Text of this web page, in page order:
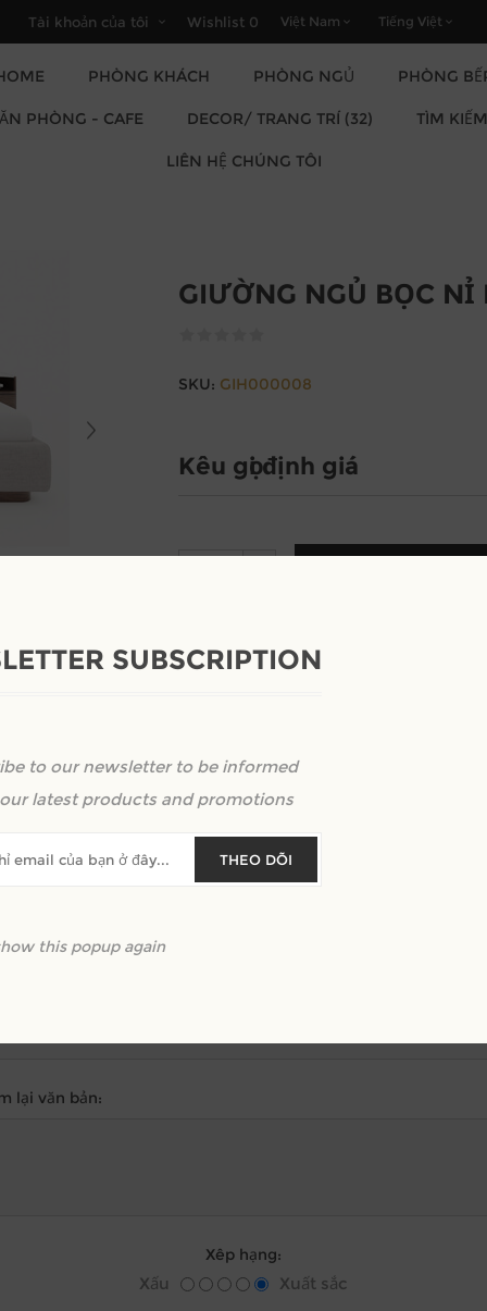
Tài khoản của tôi Wishlist 0
PHÒNG KHÁCH PHÒNG NGỦ PHÒNG
PHÒNG - CAFE DECOR/ TRANG TRÍ (32) TÌM KIẾM
LIÊN HỆ CHÚNG TÔI
GIƯỜNG NGỦ BỌC NỈ
SKU: GIH000008
Kêu gọi định giá
+
chỉ có thành viên mới được trả lời
lại văn bản:
Xêp hạng:
Xấu Xuất sắc
SUBSCRIPTION
to our newsletter to be informed
latest products and promotions
THEO DÕI
this popup again